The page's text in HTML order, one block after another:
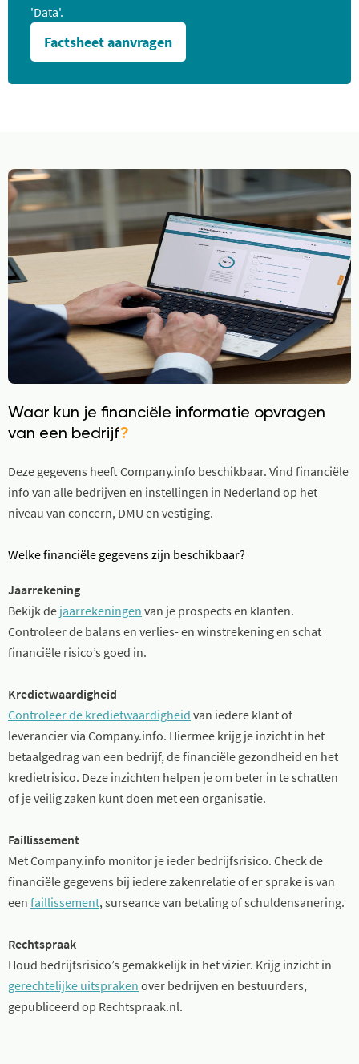
'Data'.
Factsheet aanvragen
Waar kun je financiële informatie opvragen
van een bedrijf?
Deze gegevens heeft Company.info beschikbaar. Vind financiële
info van alle bedrijven en instellingen in Nederland op het
niveau van concern, DMU en vestiging.
Welke financiële gegevens zijn beschikbaar?
Jaarrekening
Bekijk de jaarrekeningen van je prospects en klanten.
Controleer de balans en verlies- en winstrekening en schat
financiële risico’s goed in.
Kredietwaardigheid
Controleer de kredietwaardigheid van iedere klant of
leverancier via Company.info. Hiermee krijg je inzicht in het
betaalgedrag van een bedrijf, de financiële gezondheid en het
kredietrisico. Deze inzichten helpen je om beter in te schatten
of je veilig zaken kunt doen met een organisatie.
Faillissement
Met Company.info monitor je ieder bedrijfsrisico. Check de
financiële gegevens bij iedere zakenrelatie of er sprake is van
een faillissement, surseance van betaling of schuldensanering.
Rechtspraak
Houd bedrijfsrisico’s gemakkelijk in het vizier. Krijg inzicht in
gerechtelijke uitspraken over bedrijven en bestuurders,
gepubliceerd op Rechtspraak.nl.